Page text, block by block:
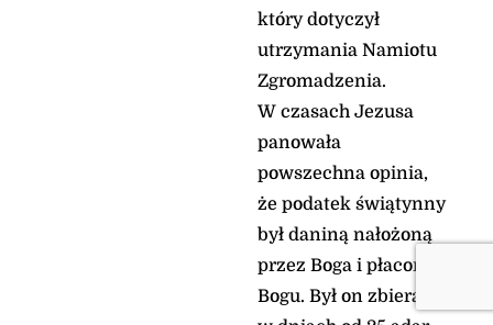
który dotyczył
utrzymania Namiotu
Zgromadzenia.
W czasach Jezusa
panowała
powszechna opinia,
że podatek świątynny
był daniną nałożoną
przez Boga i płaconą
Bogu. Był on zbierany